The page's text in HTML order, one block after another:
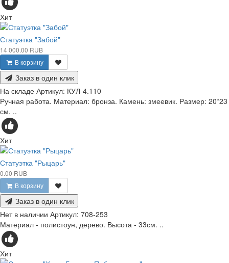
Хит
Статуэтка "Забой"
14 000.00 RUB
В корзину
Заказ в один клик
На складе Артикул: КУЛ-4.110
Ручная работа. Материал: бронза. Камень: змеевик. Размер: 20*23
см. ..
Хит
Статуэтка "Рыцарь"
0.00 RUB
В корзину
Заказ в один клик
Нет в наличии Артикул: 708-253
Материал - полистоун, дерево. Высота - 33см. ..
Хит